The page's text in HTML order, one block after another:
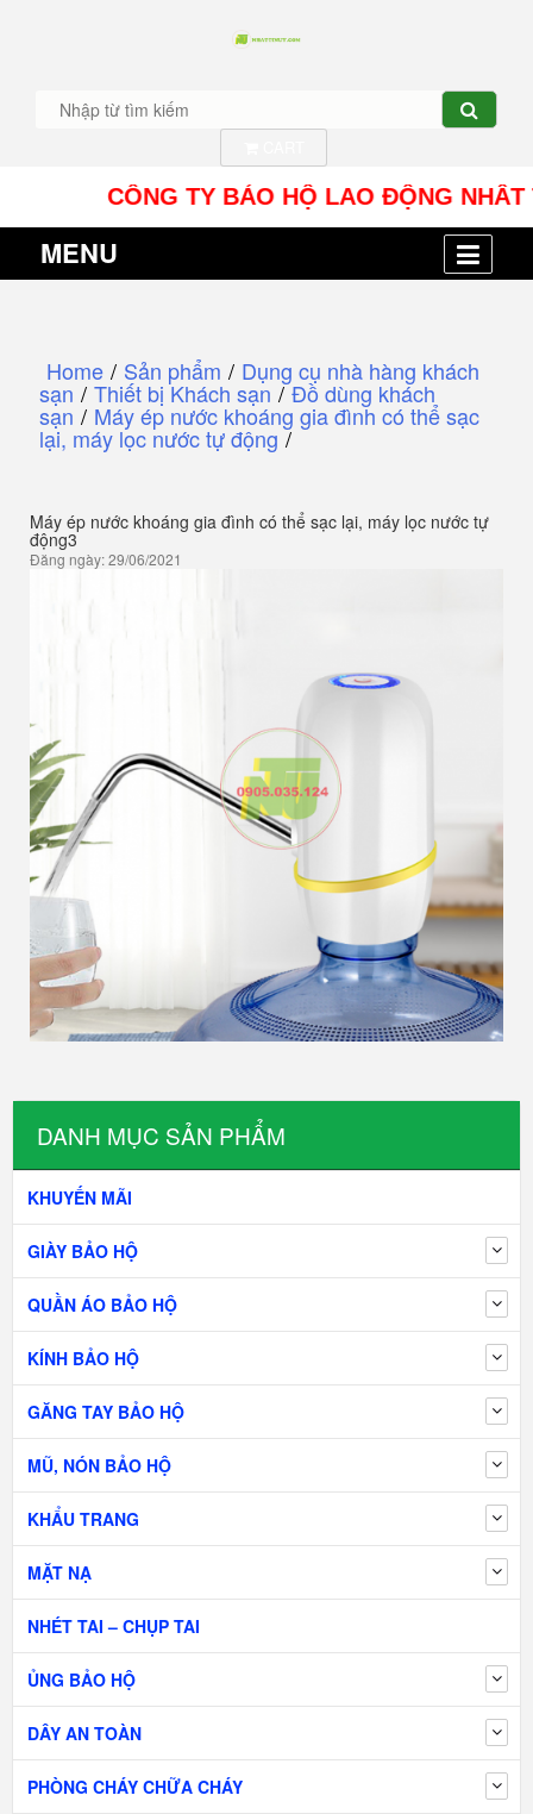
CÔNG TY BẢO HỘ LAO ĐỘNG NHÂT
MENU
DANH MỤC SẢN PHẨM
KHUYẾN MÃI
GIÀY BẢO HỘ
QUẦN ÁO BẢO HỘ
KÍNH BẢO HỘ
GĂNG TAY BẢO HỘ
MŨ, NÓN BẢO HỘ
KHẨU TRANG
MẶT NẠ
NHÉT TAI – CHỤP TAI
ỦNG BẢO HỘ
DÂY AN TOÀN
PHÒNG CHÁY CHỮA CHÁY
Home / Sản phẩm / Dụng cụ nhà hàng khách
sạn / Thiết bị Khách sạn / Đồ dùng khách
sạn / Máy ép nước khoáng gia đình có thể sạc
lại, máy lọc nước tự động /
Máy ép nước khoáng gia đình có thể sạc lại, máy lọc nước tự
động3
Đăng ngày: 29/06/2021